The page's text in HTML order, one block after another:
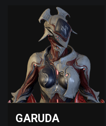
GARUDA